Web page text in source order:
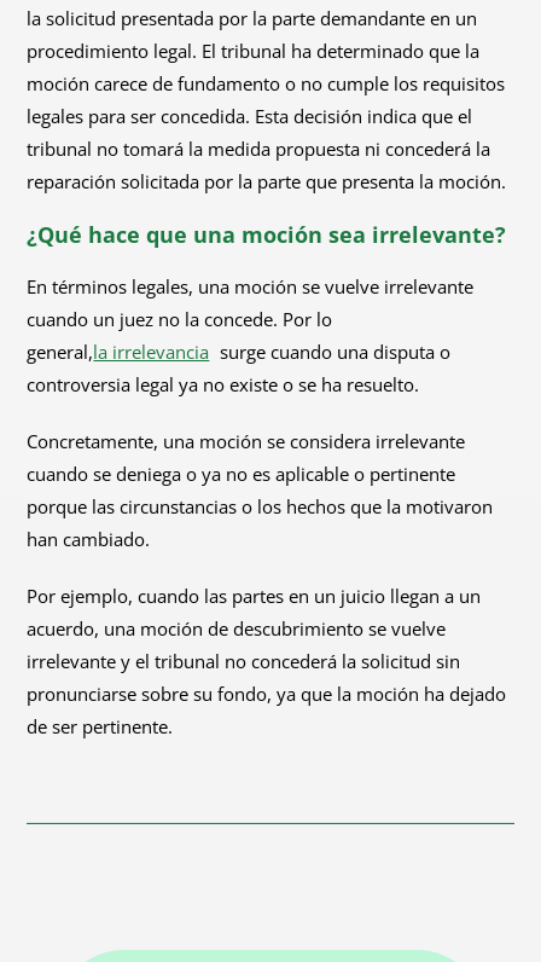
la solicitud presentada por la parte demandante en un
procedimiento legal. El tribunal ha determinado que la
moción carece de fundamento o no cumple los requisitos
legales para ser concedida. Esta decisión indica que el
tribunal no tomará la medida propuesta ni concederá la
reparación solicitada por la parte que presenta la moción.
¿Qué hace que una moción sea irrelevante?
En términos legales, una moción se vuelve irrelevante
cuando un juez no la concede. Por lo
general,la irrelevancia surge cuando una disputa o
controversia legal ya no existe o se ha resuelto.
Concretamente, una moción se considera irrelevante
cuando se deniega o ya no es aplicable o pertinente
porque las circunstancias o los hechos que la motivaron
han cambiado.
Por ejemplo, cuando las partes en un juicio llegan a un
acuerdo, una moción de descubrimiento se vuelve
irrelevante y el tribunal no concederá la solicitud sin
pronunciarse sobre su fondo, ya que la moción ha dejado
de ser pertinente.